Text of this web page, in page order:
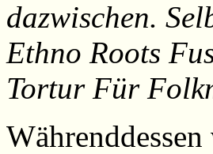
dazwischen.
Ethno Roots
Tortur Für